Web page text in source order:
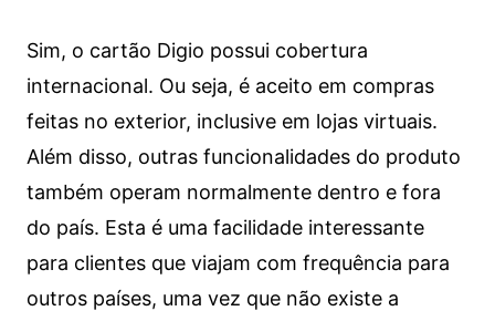
Sim, o cartão Digio possui cobertura
internacional. Ou seja, é aceito em compras
feitas no exterior, inclusive em lojas virtuais.
Além disso, outras funcionalidades do produto
também operam normalmente dentro e fora
do país. Esta é uma facilidade interessante
para clientes que viajam com frequência para
outros países, uma vez que não existe a